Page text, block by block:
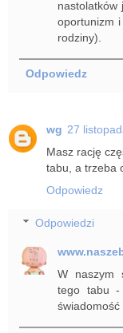
nastolatków
oportunizm i
rodziny).
Odpowiedz
wg 27
Masz rację
tabu, a trzeba
Odpowiedz
Odpowiedzi
W naszym
tego tabu -